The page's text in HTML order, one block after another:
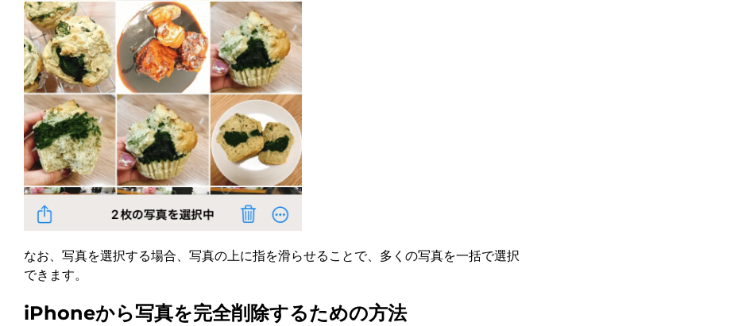
なお、写真を選択する場合、写真の上に指を滑らせることで、多くの写真を一括で選択
できます。
iPhoneから写真を完全削除するための方法